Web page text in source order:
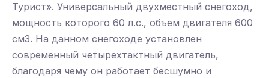
Турист». Универсальный двухместный снегоход,
мощность которого 60 л.с., объем двигателя 600
см3. На данном снегоходе установлен
современный четырехтактный двигатель,
благодаря чему он работает бесшумно и